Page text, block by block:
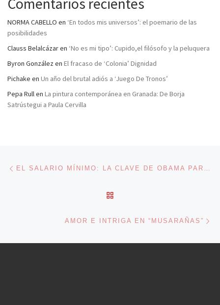
Comentarios recientes
NORMA CABELLO en ‘En todos mis universos’: el poemario de las
posibilidades
Clauss Belalcázaren ‘No es mi tipo’: Cupido,el filósofo y la peluquera
Byron González en El fracaso de ‘Colonia’ Dignidad
Pichake en Un año del brutal adiós a ‘Juego De Tronos’
Pepa Rullen La pintura contemporánea en Granada: De Borja
Satrústegui a Paula Cervilla
Navegación de entradas EL SALARIO MÍNIMO: LA CLAVE DE OBAMA PARA SALIR DE LA CRISIS
AMOR E INTRIGA EN “MUSARAÑAS”